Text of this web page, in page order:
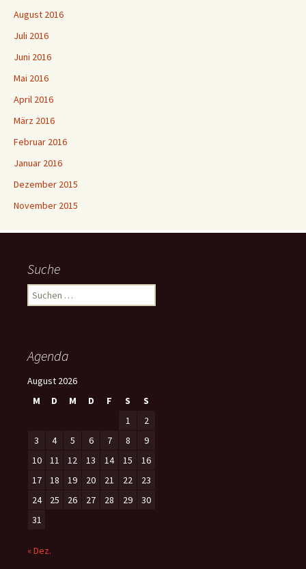
August 2016
Juli 2016
Juni 2016
Mai 2016
April 2016
März 2016
Februar 2016
Januar 2016
Dezember 2015
November 2015
Suche
u
n
n
Agenda
August 2026
M
D M D F S
S
1
2
3
4 5 6 7 8
9
10
11 12 13 14 15
16
17
18 19 20 21 22
23
24
25 26 27 28 29
30
31
« Dez.